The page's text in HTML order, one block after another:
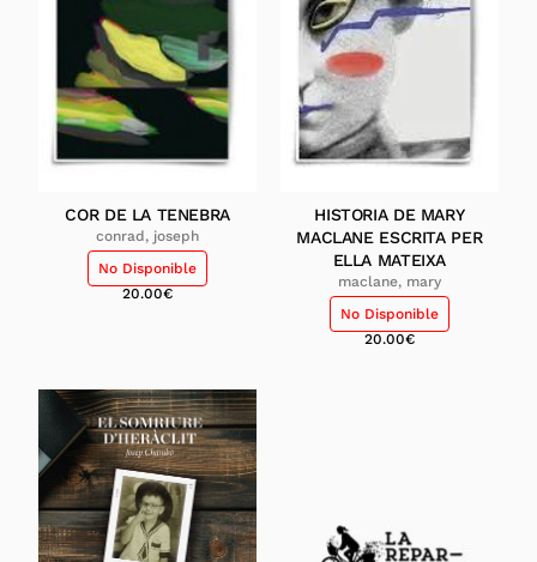
COR DE LA TENEBRA
conrad, joseph
No Disponible
20.00€
HISTORIA DE MARY
MACLANE ESCRITA PER
ELLA MATEIXA
maclane, mary
No Disponible
20.00€